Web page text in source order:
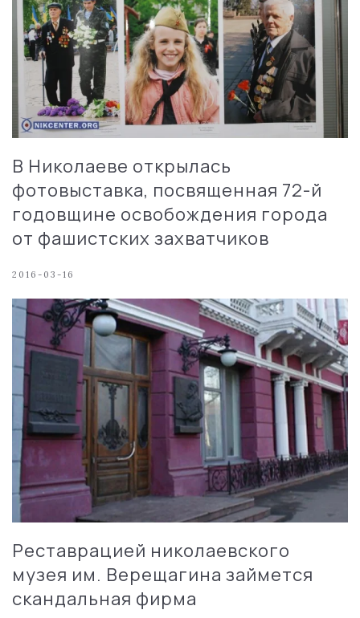
В Николаеве открылась
фотовыставка, посвященная 72-й
годовщине освобождения города
от фашистских захватчиков
2016-03-16
Реставрацией николаевского
музея им. Верещагина займется
скандальная фирма